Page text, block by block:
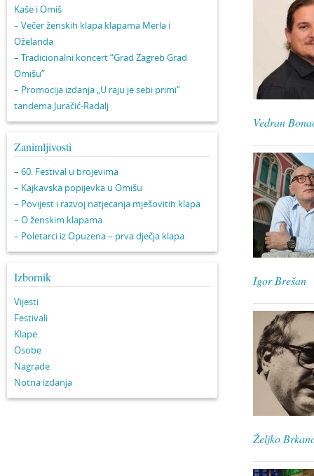
Kaše i Omiš
– Večer ženskih klapa klapama Merla i
Oželanda
– Tradicionalni koncert “Grad Zagreb Grad
Omišu”
– Promocija izdanja „U raju je sebi primi“
tandema Juračić-Radalj
Zanimljivosti
– 60. Festival u brojevima
– Kajkavska popijevka u Omišu
– Povijest i razvoj natjecanja mješovitih klapa
– O ženskim klapama
– Poletarci iz Opuzena – prva dječja klapa
Izbornik
Vijesti
Festivali
Klape
Osobe
Nagrade
Notna izdanja
Vedran
Igor Brešan
Željko